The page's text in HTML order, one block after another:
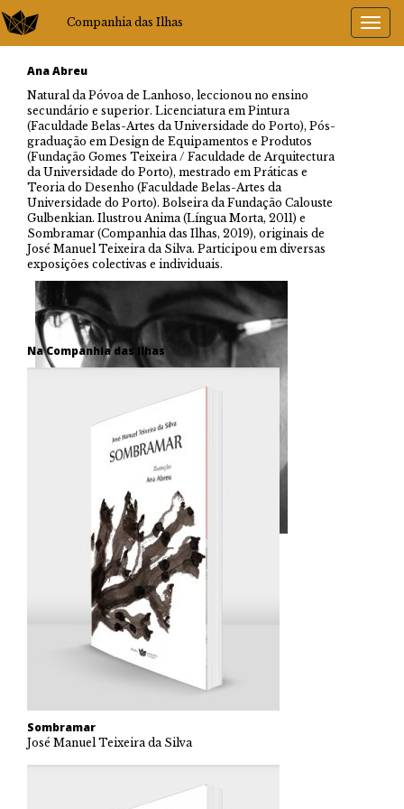
Companhia das Ilhas
Ana Abreu
Natural da Póvoa de Lanhoso, leccionou no ensino
secundário e superior. Licenciatura em Pintura
(Faculdade Belas-Artes da Universidade do Porto), Pós-
graduação em Design de Equipamentos e Produtos
(Fundação Gomes Teixeira / Faculdade de Arquitectura
da Universidade do Porto), mestrado em Práticas e
Teoria do Desenho (Faculdade Belas-Artes da
Universidade do Porto). Bolseira da Fundação Calouste
Gulbenkian. Ilustrou Anima (Língua Morta, 2011) e
Sombramar (Companhia das Ilhas, 2019), originais de
José Manuel Teixeira da Silva. Participou em diversas
exposições colectivas e individuais.
Na Companhia das Ilhas
Sombramar
José Manuel Teixeira da Silva